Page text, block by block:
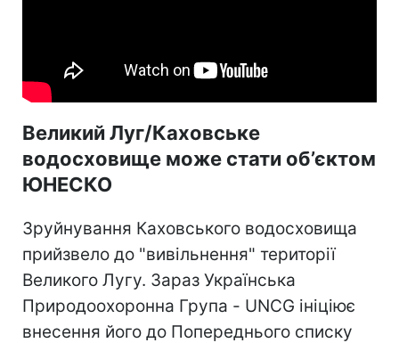
Великий Луг/Каховське
водосховище може стати об’єктом
ЮНЕСКО
Зруйнування Каховського водосховища
прийзвело до "вивільнення" території
Великого Лугу. Зараз Українська
Природоохоронна Група - UNCG ініціює
внесення його до Попереднього списку